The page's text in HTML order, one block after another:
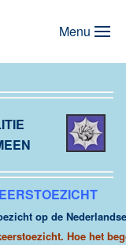
Menu
op de
Hoe het